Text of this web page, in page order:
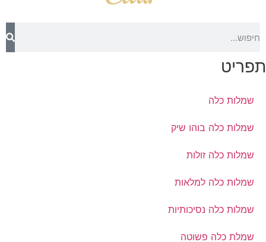
תפריט
שמלות כלה
שמלות כלה בוהו שיק
שמלות כלה זולות
שמלות כלה למלאות
שמלות כלה נסיכותיות
שמלת כלה פשוטה